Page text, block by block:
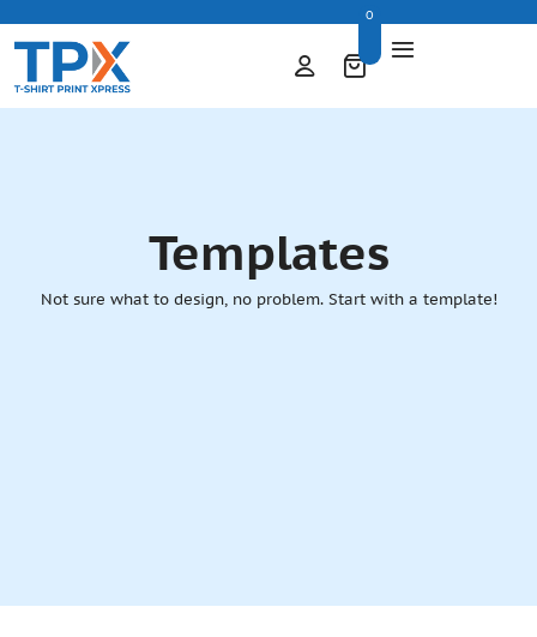
0
Templates
Not sure what to design, no problem. Start with a template!